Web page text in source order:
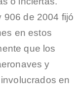
906 de 2004 fijó
en estos
que los
y
en